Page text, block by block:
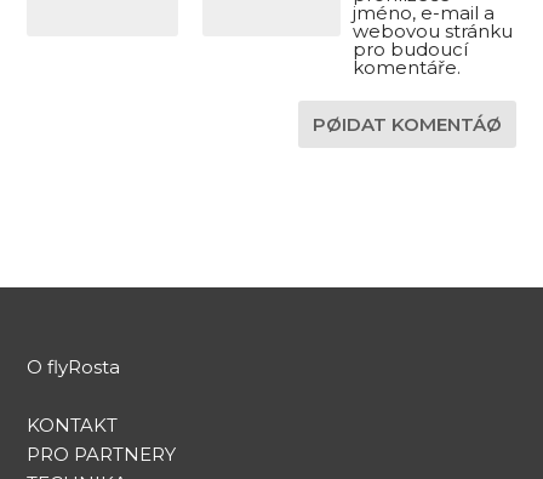
jméno, e-mail a
webovou stránku
pro budoucí
komentáře.
PØIDAT KOMENTÁØ
O flyRosta
KONTAKT
PRO PARTNERY